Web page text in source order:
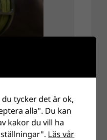
tycker det är ok,
alla". Du kan
kakor du vill ha
Läs vår